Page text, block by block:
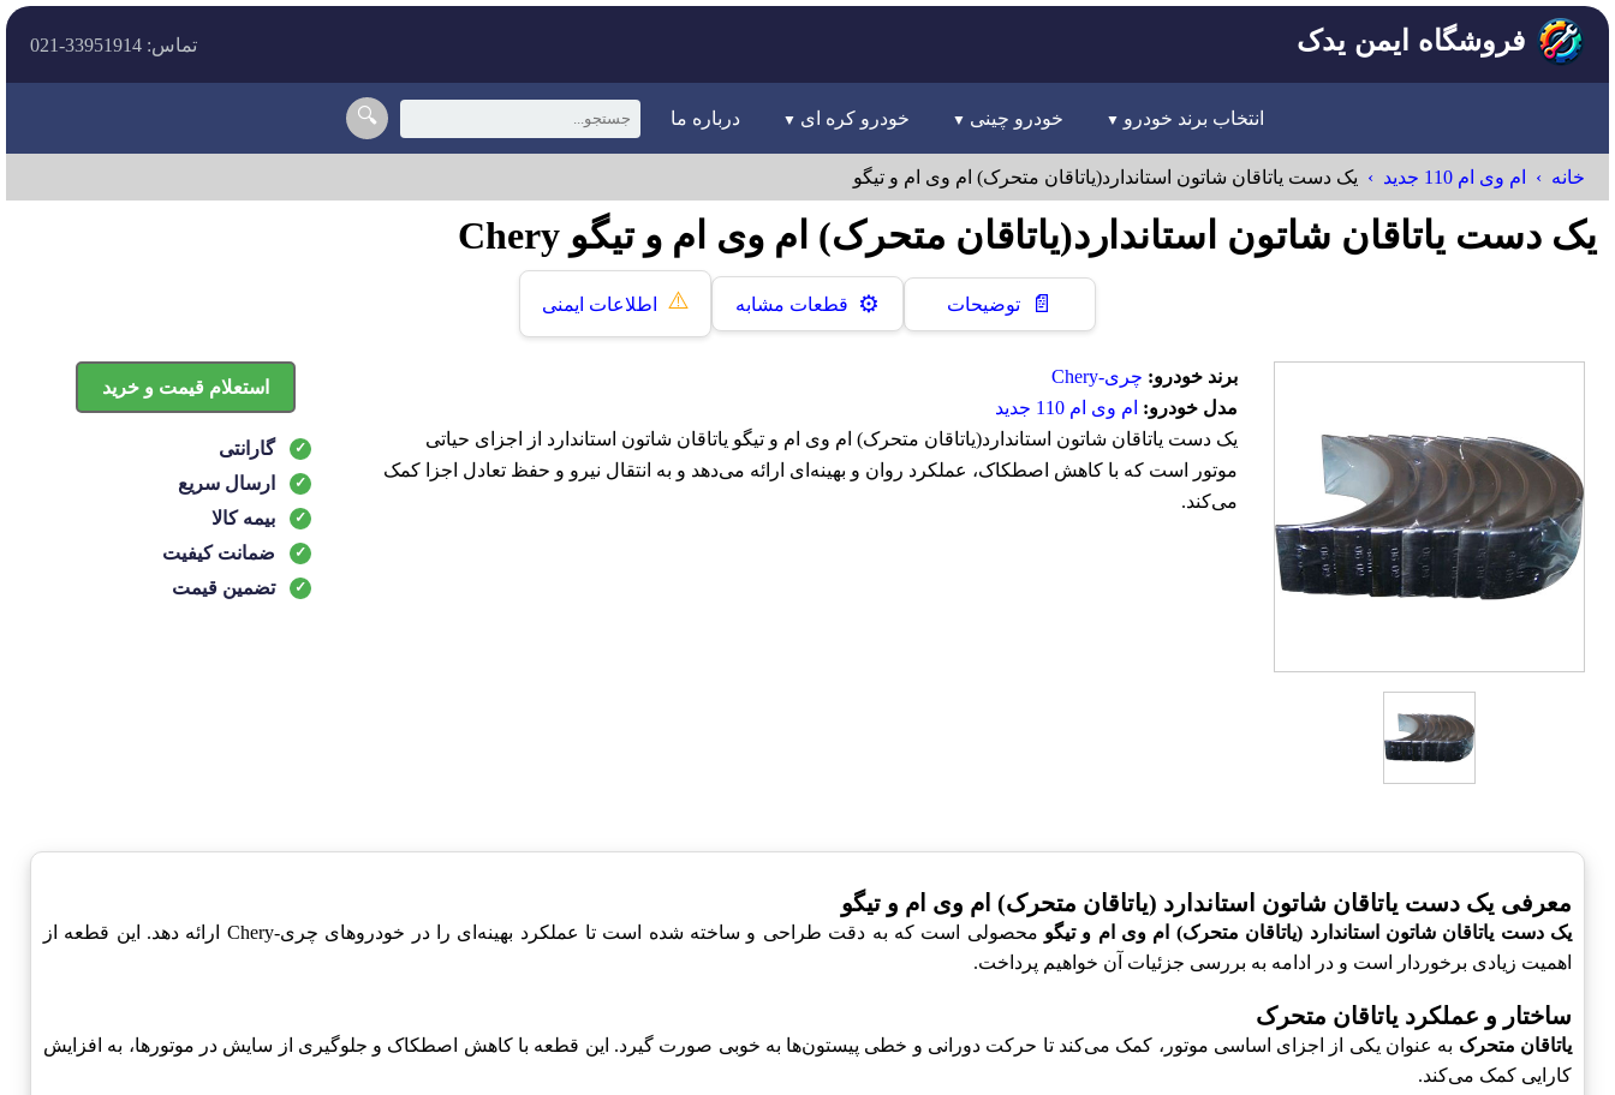
فروشگاه ایمن یدک تماس: 33951914-021
🔍 انتخاب برند خودرو خودرو چینی خودرو کره ای درباره ما
خانه ام وی ام 110 جدید يک دست ياتاقان شاتون استاندارد(یاتاقان متحرک) ام وی ام و تیگو
يک دست ياتاقان شاتون استاندارد(یاتاقان متحرک) ام وی ام و تیگو Chery
📄 توضیحات ⚙️ قطعات مشابه ⚠️ اطلاعات ایمنی
برند خودرو: چری-Chery
مدل خودرو: ام وی ام 110 جدید
يک دست ياتاقان شاتون استاندارد(یاتاقان متحرک) ام وی ام و تیگو یاتاقان شاتون استاندارد از اجزای حیاتی
موتور است که با کاهش اصطکاک، عملکرد روان و بهینه‌ای ارائه می‌دهد و به انتقال نیرو و حفظ تعادل اجزا کمک
می‌کند.
استعلام قیمت و خرید
گارانتی
ارسال سریع
بیمه کالا
ضمانت کیفیت
تضمین قیمت
معرفی یک دست یاتاقان شاتون استاندارد (یاتاقان متحرک) ام وی ام و تیگو
یک دست یاتاقان شاتون استاندارد (یاتاقان متحرک) ام وی ام و تیگو
محصولی است که به دقت طراحی و ساخته شده است تا عملکرد بهینه‌ای را در خودروهای چری-Chery ارائه دهد. این قطعه از
اهمیت زیادی برخوردار است و در ادامه به بررسی جزئیات آن خواهیم پرداخت.
ساختار و عملکرد یاتاقان متحرک
یاتاقان متحرک به عنوان یکی از اجزای اساسی موتور، کمک می‌کند تا حرکت دورانی و خطی پیستون‌ها به خوبی صورت گیرد. این قطعه با کاهش اصطکاک و جلوگیری از سایش در موتورها، به افزایش
کارایی کمک می‌کند.